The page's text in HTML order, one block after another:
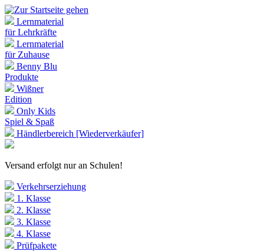
Lernmaterial
für Lehrkräfte
Lernmaterial
für Zuhause
Benny Blu
Produkte
Wißner
Edition
Only Kids
Spiel & Spaß
Händlerbereich [Wiederverkäufer]
Versand erfolgt nur an Schulen!
Verkehrserziehung
1. Klasse
2. Klasse
3. Klasse
4. Klasse
Prüfpakete